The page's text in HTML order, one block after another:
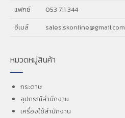
แฟกซ์
053 711 344
อีเมล์
sales.skonline@gmail.com
หมวดหมู่สินค้า
กระดาษ
อุปกรณ์สำนักงาน
เครื่องใช้สำนักงาน